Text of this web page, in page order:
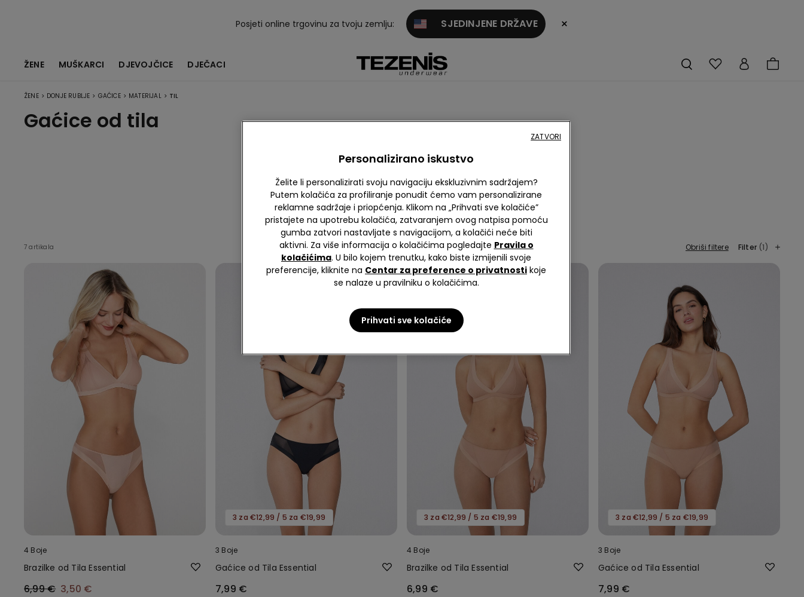
Posjeti online trgovinu za tvoju zemlju: SJEDINJENE DRŽAVE ×
ŽENE MUŠKARCI DJEVOJČICE DJEČACI
ŽENE > DONJE RUBLJE > GAĆICE > MATERIJAL > TIL
Gaćice od tila
Čipka Pamuk Mikrofibra Til
7 artikala Obriši filtere Filter (1)
4 Boje
Brazilke od Tila Essential
6,99 € 3,50 €
3 za €12,99 / 5 za €19,99
3 Boje
Gaćice od Tila Essential
7,99 €
3 za €12,99 / 5 za €19,99
4 Boje
Brazilke od Tila Essential
6,99 €
3 za €12,99 / 5 za €19,99
3 Boje
Gaćice od Tila Essential
7,99 €
Personalizirano iskustvo
Želite li personalizirati svoju navigaciju ekskluzivnim sadržajem?
Putem kolačića za profiliranje ponudit ćemo vam personalizirane
reklamne sadržaje i priopćenja. Klikom na „Prihvati sve kolačiće”
pristajete na upotrebu kolačića, zatvaranjem ovog natpisa pomoću
gumba zatvori nastavljate s navigacijom, a kolačići neće biti
aktivni. Za više informacija o kolačićima pogledajte Pravila o
kolačićima. U bilo kojem trenutku, kako biste izmijenili svoje
preferencije, kliknite na Centar za preference o privatnosti koje
se nalaze u pravilniku o kolačićima.
Prihvati sve kolačiće
ZATVORI